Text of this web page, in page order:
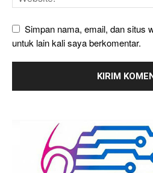
Simpan nama, email, dan situs
untuk lain kali saya berkomentar.